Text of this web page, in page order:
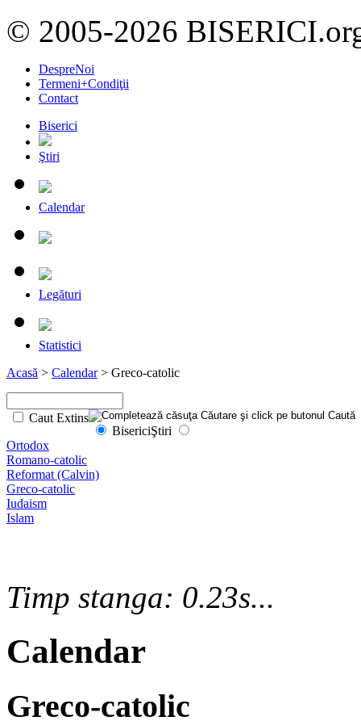
© 2005-2026
DespreNoi
Termeni+Condiţii
Contact
Biserici
Ştiri
Calendar
Legături
Statistici
Acasă > Calendar> Greco-catolic
Caut Extins
BisericiŞtiri
Ortodox
Romano-catolic
Reformat (Calvin)
Greco-catolic
Iudaism
Islam
Timp stanga: 0.23s...
Calendar
Greco-catolic